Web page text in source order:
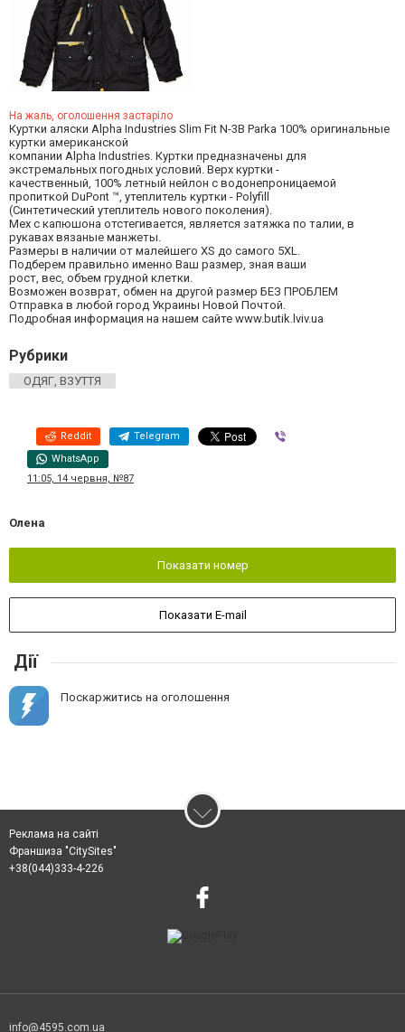
На жаль, оголошення застаріло
Куртки аляски Alpha Industries Slim Fit N-3B Parka 100% оригинальные
куртки американской
компании Alpha Industries. Куртки предназначены для
экстремальных погодных условий. Верх куртки -
качественный, 100% летный нейлон с водонепроницаемой
пропиткой DuPont ™, утеплитель куртки - Polyfill
(Синтетический утеплитель нового поколения).
Мех с капюшона отстегивается, является затяжка по талии, в
рукавах вязаные манжеты.
Размеры в наличии от малейшего XS до самого 5XL.
Подберем правильно именно Ваш размер, зная ваши
рост, вес, объем грудной клетки.
Возможен возврат, обмен на другой размер БЕЗ ПРОБЛЕМ
Отправка в любой город Украины Новой Почтой.
Подробная информация на нашем сайте www.butik.lviv.ua
Рубрики
ОДЯГ, ВЗУТТЯ
Reddit Telegram
WhatsApp
11:05, 14 червня, №87
Олена
Показати номер
Показати E-mail
Дії
Поскаржитись на оголошення
Реклама на сайті
Франшиза "CitySites"
+38(044)333-4-226
info@4595.com.ua